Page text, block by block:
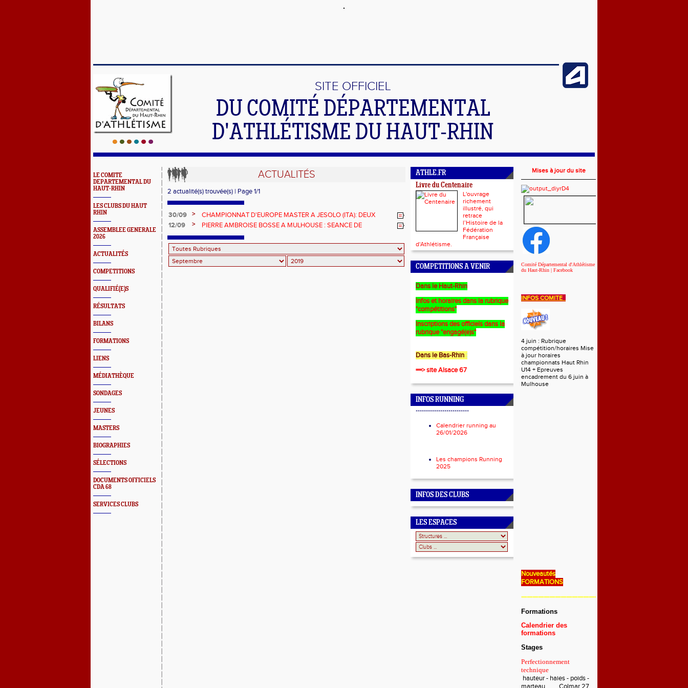
SITE OFFICIEL
DU COMITÉ DÉPARTEMENTAL
D'ATHLÉTISME DU HAUT-RHIN
LE COMITE
DEPARTEMENTAL DU
HAUT-RHIN
LES CLUBS DU HAUT
RHIN
ASSEMBLEE GENERALE
2026
ACTUALITÉS
COMPETITIONS
QUALIFIÉ(E)S
RÉSULTATS
BILANS
FORMATIONS
LIENS
MÉDIATHÈQUE
SONDAGES
JEUNES
MASTERS
BIOGRAPHIES
SÉLECTIONS
DOCUMENTS OFFICIELS
CDA 68
SERVICES CLUBS
ACTUALITÉS
2 actualité(s) trouvée(s) | Page 1/1
30/09 >
CHAMPIONNAT D'EUROPE MASTER A JESOLO (ITA): DEUX
MEDAILLES POUR LES HAUT-RHINOIS
12/09 >
PIERRE AMBROISE BOSSE A MULHOUSE : SEANCE DE
ATHLE.FR
Livre du Centenaire
L'ouvrage
richement
illustré, qui
retrace
l’Histoire de la
Fédération
Française
d'Athlétisme.
COMPETITIONS A VENIR
Dans le Haut-Rhin
Infos et horaires dans la rubrique
"compétitions"
Inscriptions des officiels dans la
rubrique "engagé(e)s"
Dans le Bas-Rhin :
==> site Alsace 67
INFOS RUNNING
**************************
Calendrier running au
26/01/2026
Les champions Running
2025
INFOS DES CLUBS
LES ESPACES
Mises à jour du site
Comité Départemental d'Athlétisme
du Haut-Rhin | Facebook
INFOS COMITE
4 juin : Rubrique
compétition/horaires Mise
à jour horaires
championnats Haut Rhin
U14 + Epreuves
encadrement du 6 juin à
Mulhouse
Nouveautés
FORMATIONS
———————————————————————————
Formations
Calendrier des
formations
Stages
Perfectionnement
technique
hauteur - haies - poids -